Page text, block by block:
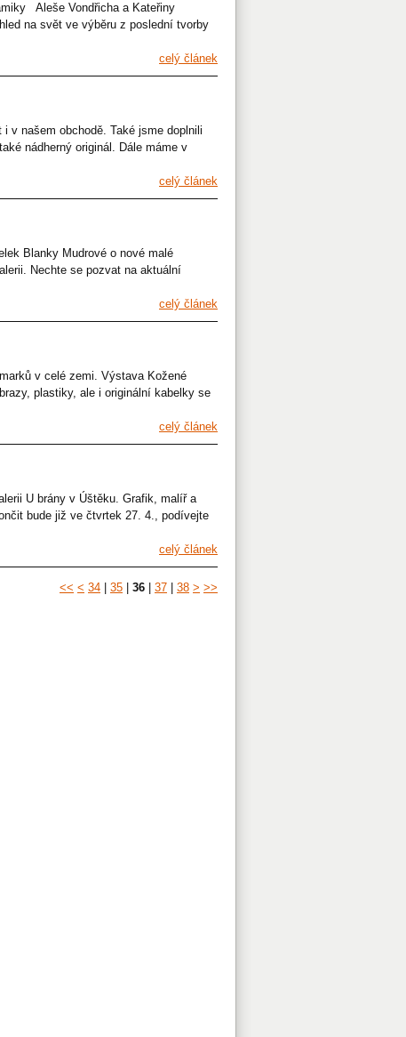
Aleše Vondřicha a Kateřiny
na svět ve výběru z poslední tvorby
celý článek
v našem obchodě. Také jsme doplnili
nádherný originál. Dále máme v
celý článek
Blanky Mudrové o nové malé
Nechte se pozvat na aktuální
celý článek
v celé zemi. Výstava Kožené
plastiky, ale i originální kabelky se
celý článek
U brány v Úštěku. Grafik, malíř a
bude již ve čtvrtek 27. 4., podívejte
celý článek
<< < 34 35 36 37 38 > >>